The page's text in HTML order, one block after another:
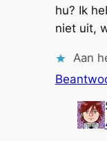
hu? Ik
niet uit,
Aan